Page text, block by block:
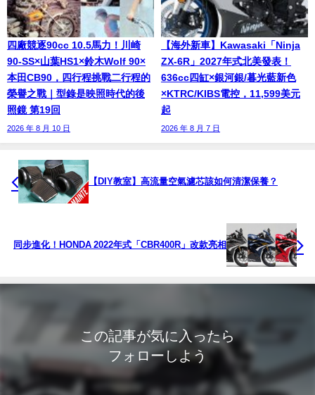
四廠競逐90cc 10.5馬力！川崎
90-SS×山葉HS1×鈴木Wolf 90×
本田CB90，四行程挑戰二行程的
榮譽之戰｜型錄是映照時代的後
照鏡 第19回
2026 年 8 月 10 日
【海外新車】Kawasaki「Ninja
ZX-6R」2027年式北美發表！
636cc四缸×銀河銀/暮光藍新色
×KTRC/KIBS電控，11,599美元
起
2026 年 8 月 7 日
【DIY教室】高流量空氣濾芯該如何清潔保養？
同步進化！HONDA 2022年式「CBR400R」改款亮相
この記事が気に入ったら
フォローしよう